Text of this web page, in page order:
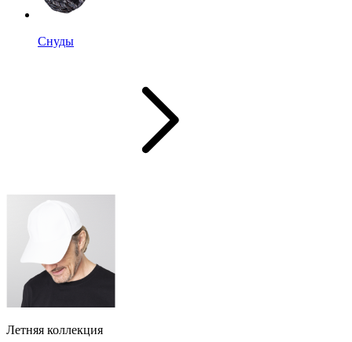
Снуды
Летняя коллекция